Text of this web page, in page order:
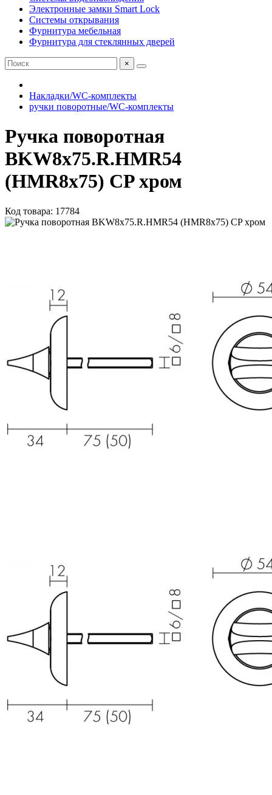
Электронные замки Smart Lock
Системы открывания
Фурнитура мебельная
Фурнитура для стеклянных дверей
×
Накладки/WC-комплекты
ручки поворотные/WC-комплекты
Ручка поворотная
BKW8x75.R.HMR54
(HMR8x75) CP хром
Код товара: 17784